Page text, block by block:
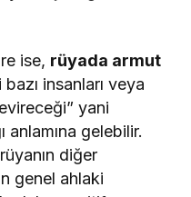
ise, rüyada armut
insanları veya
yani
gelebilir.
diğer
genel ahlaki